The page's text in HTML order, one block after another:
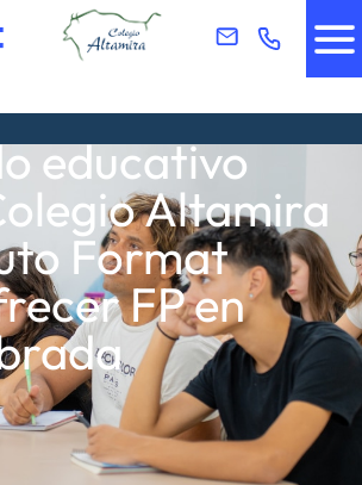
educativo
Altamira
Format
FP en